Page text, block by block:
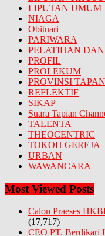
LIPUTAN UMUM
NIAGA
Obituari
PARIWARA
PELATIHAN
PROFIL
PROLEKUM
PROVINSI
REFLEKTIF
SIKAP
Suara Tapian
TALENTA
THEOCENTRIC
TOKOH GEREJA
URBAN
WAWANCARA
Most Viewed Posts
Calon Praeses
(17,717)
CEO PT. Berdikari